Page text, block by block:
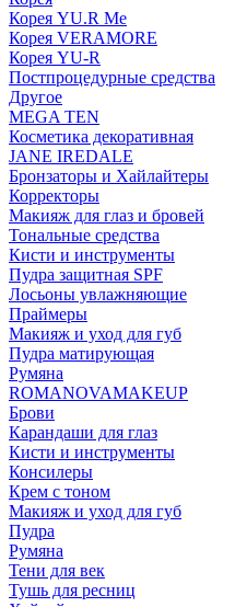
Корея YU.R Me
Корея VERAMORE
Корея YU-R
Постпроцедурные средства
Другое
MEGA TEN
Косметика декоративная
JANE IREDALE
Бронзаторы и Хайлайтеры
Корректоры
Макияж для глаз и бровей
Тональные средства
Кисти и инструменты
Пудра защитная SPF
Лосьоны увлажняющие
Праймеры
Макияж и уход для губ
Пудра матирующая
Румяна
ROMANOVAMAKEUP
Брови
Карандаши для глаз
Кисти и инструменты
Консилеры
Крем с тоном
Макияж и уход для губ
Пудра
Румяна
Тени для век
Тушь для ресниц